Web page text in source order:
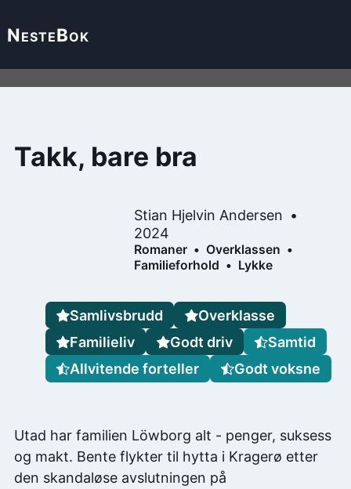
NesteBok
Takk, bare bra
Stian Hjelvin Andersen
2024
Romaner
Overklassen
Familieforhold
Lykke
Utad har familien Löwborg alt - penger, suksess
og makt. Bente flykter til hytta i Kragerø etter
den skandaløse avslutningen på
Samlivsbrudd
Overklasse
Familieliv
Godt driv
Samtid
Allvitende forteller
Godt voksne